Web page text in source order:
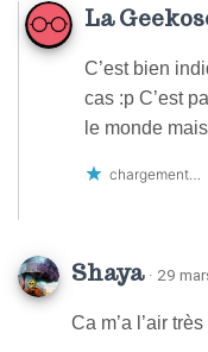
La
C’est bien
cas :p C’est
le monde
chargement…
Shaya · 29
Ca m’a l’air